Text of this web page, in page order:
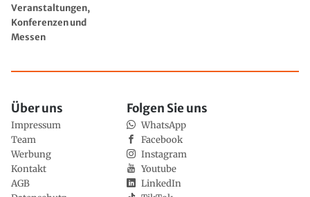
Veranstaltungen,
Konferenzen und
Messen
Über uns
Impressum
Team
Werbung
Kontakt
AGB
Folgen Sie uns
WhatsApp
Facebook
Instagram
Youtube
LinkedIn